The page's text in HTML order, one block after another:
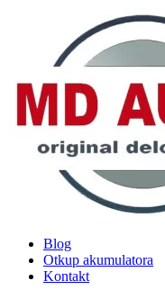
Blog
Otkup akumulatora
Kontakt